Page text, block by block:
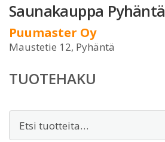
Saunakauppa Pyhäntä
Puumaster Oy
Maustetie 12, Pyhäntä
TUOTEHAKU